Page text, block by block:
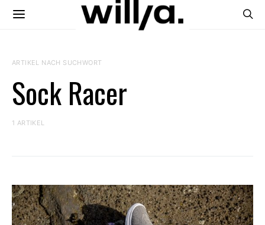
ARTIKEL NACH SUCHWORT
Sock Racer
1 ARTIKEL